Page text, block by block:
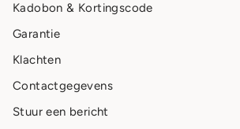
Kadobon & Kortingscode
Garantie
Klachten
Contactgegevens
Stuur een bericht